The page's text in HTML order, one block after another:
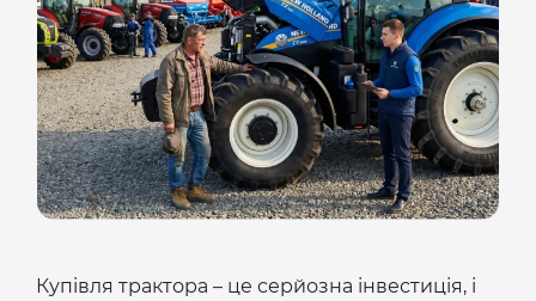
Купівля трактора – це серйозна інвестиція, і